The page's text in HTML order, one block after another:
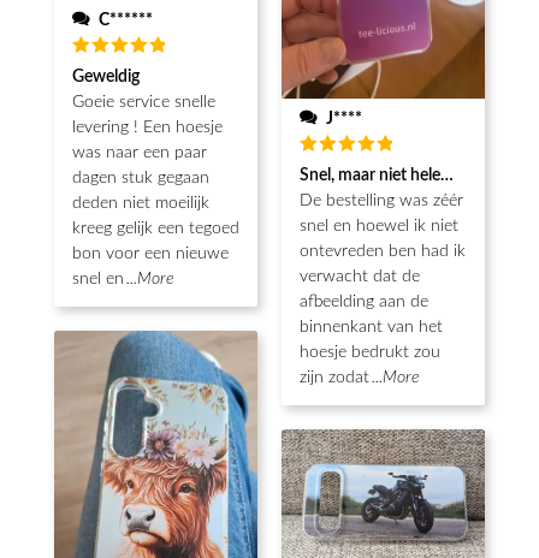
C******
Waardering
5uit 5
Geweldig
Goeie service snelle
levering ! Een hoesje
was naar een paar
dagen stuk gegaan
deden niet moeilijk
kreeg gelijk een tegoed
bon voor een nieuwe
snel en ...More
J****
Waardering
5 uit 5
Snel, maar niet helemaal als
De bestelling was zéér
snel en hoewel ik niet
ontevreden ben had ik
verwacht dat de
afbeelding aan de
binnenkant van het
hoesje bedrukt zou
zijn zodat...More